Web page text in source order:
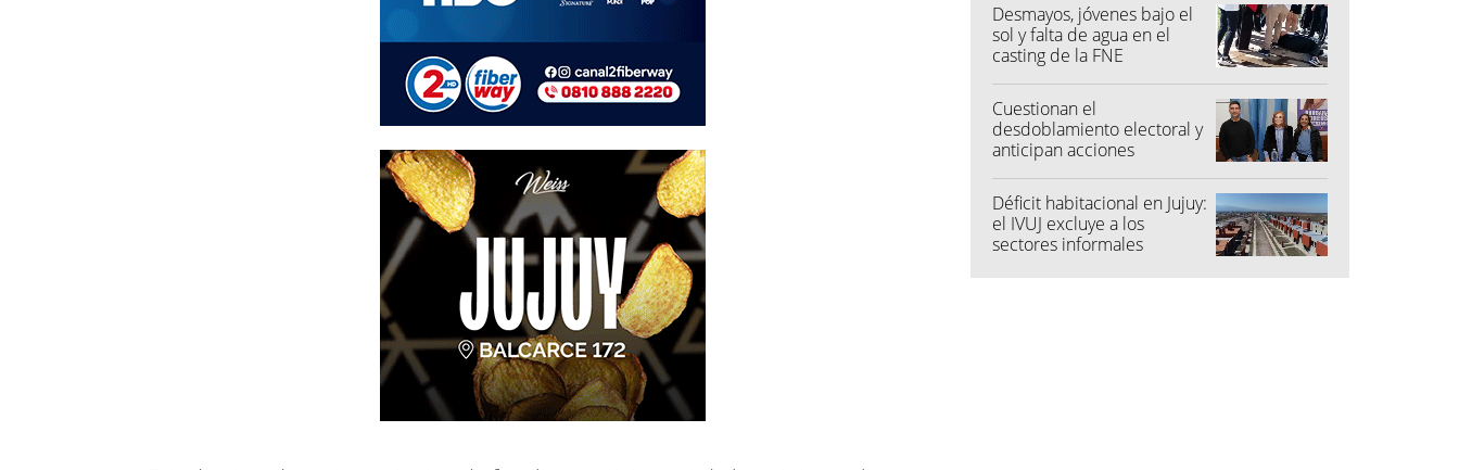
Desmayos, jóvenes bajo el
sol y falta de agua en el
casting de la FNE
Cuestionan el
desdoblamiento electoral y
anticipan acciones
"colectoras"
Déficit habitacional en Jujuy:
el IVUJ excluye a los
sectores informales